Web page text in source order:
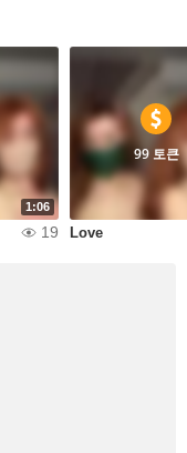
1:06
19
99 토큰
Love